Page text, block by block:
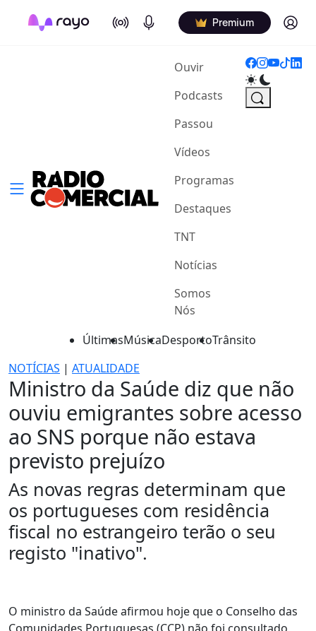
On Air Podcasts Premium Log in
Ouvir(current)
Podcasts
Passou
Vídeos
Programas
Destaques
TNT
Notícias
Somos
Nós
ÚltimasMúsicaDesportoTrânsito
NOTÍCIAS | ATUALIDADE
Ministro da Saúde diz que não
ouviu emigrantes sobre acesso
ao SNS porque não estava
previsto prejuízo
As novas regras determinam que
os portugueses com residência
fiscal no estrangeiro terão o seu
registo "inativo".
O ministro da Saúde afirmou hoje que o Conselho das